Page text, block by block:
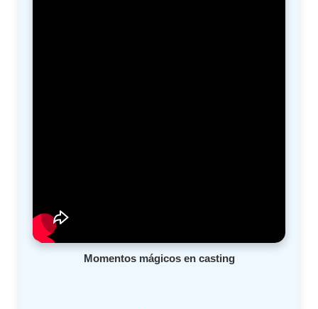
Momentos mágicos en casting